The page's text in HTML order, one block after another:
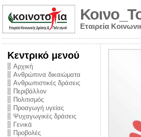
Εταιρεία
Κεντρικό μενού
Αρχική
Ανθρώπινα δικαιώματα
Ανθρωπιστικές δράσεις
Περιβάλλον
Πολιτισμός
Προαγωγή υγείας
Ψυχαγωγικές δράσεις
Γενικά
Προβολές